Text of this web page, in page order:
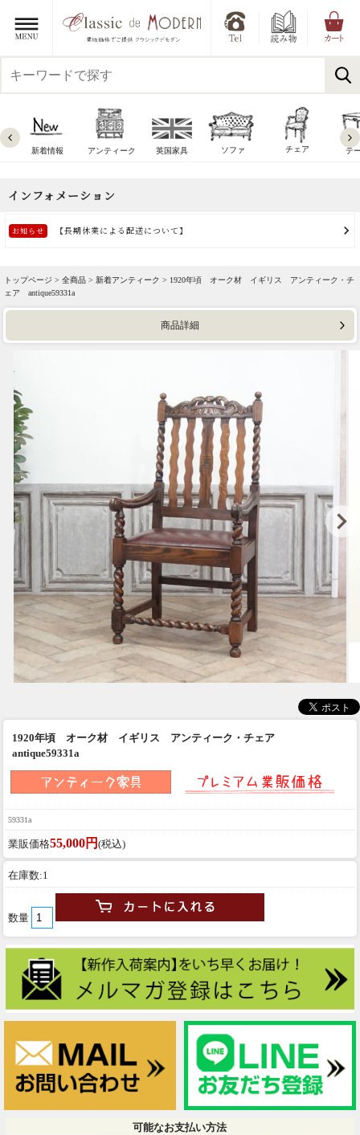
新着情報 アンティーク 英国家具 ソファ チェア テ
トップページ > 全商品 > 新着アンティーク > 1920年頃 オーク材 イギリス アンティーク・チ
ェア antique59331a
商品詳細
1920年頃 オーク材 イギリス アンティーク・チェア
antique59331a
59331a
業販価格55,000円 (税込)
在庫数:1
数量
可能なお支払い方法